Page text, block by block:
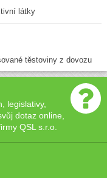
látky
těstoviny z dovozu
legislativy,
dotaz online,
QSL s.r.o.